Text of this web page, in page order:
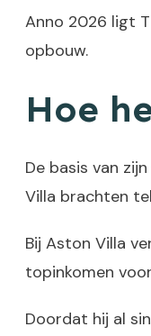
Anno 2026 ligt
opbouw.
Hoe
De basis van
Villa brachten
Bij Aston Villa
topinkomen
Doordat hij al